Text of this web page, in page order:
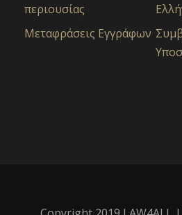
περιουσίας
Μεταφράσεις Εγγράφων